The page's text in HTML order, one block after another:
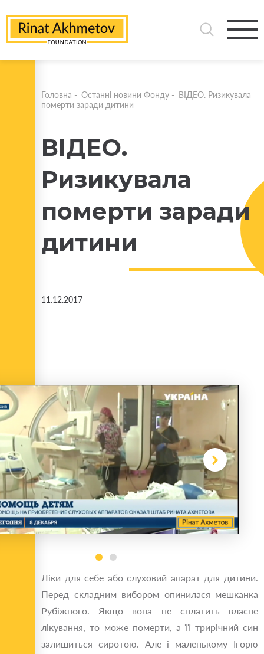
Головна - Останні новини Фонду - ВІДЕО. Ризикувала
померти заради дитини
ВІДЕО.
Ризикувала
померти заради
дитини
11.12.2017
Ліки для себе або слуховий апарат для дитини.
Перед складним вибором опинилася мешканка
Рубіжного. Якщо вона не сплатить власне
лікування, то може померти, а її трирічний син
залишиться сиротою. Але і маленькому Ігорю